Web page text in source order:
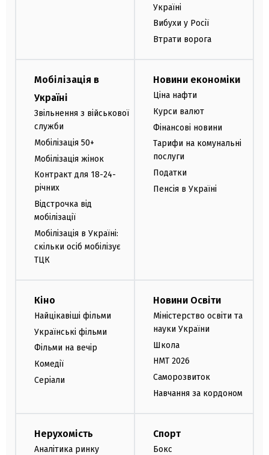
Україні
Вибухи у Росії
Втрати ворога
Мобілізація в
Україні
Звільнення з військової
служби
Мобілізація 50+
Мобілізація жінок
Контракт для 18-24-
річних
Відстрочка від
мобілізації
Мобілізація в Україні:
скільки осіб мобілізує
ТЦК
Новини економіки
Ціна нафти
Курси валют
Фінансові новини
Тарифи на комунальні
послуги
Податки
Пенсія в Україні
Кіно
Найцікавіші фільми
Українські фільми
Фільми на вечір
Комедії
Серіали
Новини Освіти
Міністерство освіти та
науки України
Школа
НМТ 2026
Саморозвиток
Навчання за кордоном
Нерухомість
Аналітика ринку
Спорт
Бокс